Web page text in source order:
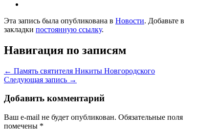
Эта запись была опубликована в Новости. Добавьте в
закладки постоянную ссылку.
Навигация по записям
← Память святителя Никиты Новгородского
Следующая запись →
Добавить комментарий
Ваш e-mail не будет опубликован. Обязательные поля
помечены *